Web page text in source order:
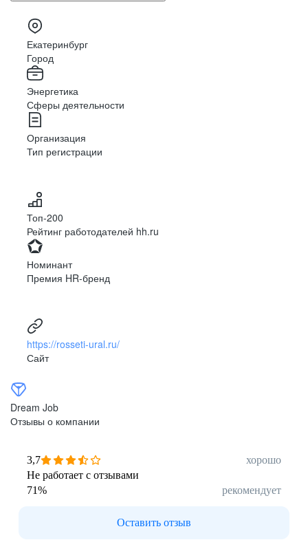
Екатеринбург
Город
Энергетика
Сферы деятельности
Организация
Тип регистрации
Топ-200
Рейтинг работодателей hh.ru
Номинант
Премия HR-бренд
https://rosseti-ural.ru/
Сайт
Dream Job
Отзывы о компании
3,7
хорошо
Не работает с отзывами
71% рекомендует
Оставить отзыв